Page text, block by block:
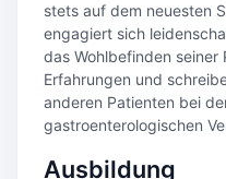
stets auf dem neuesten
engagiert sich
das Wohlbefinden seiner
Erfahrungen und
anderen Patienten bei
gastroenterologischen
Ausbildung